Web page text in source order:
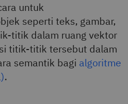
untuk
seperti teks, gambar,
titik dalam ruang vektor
titik-titik tersebut dalam
semantik bagi algoritme
.